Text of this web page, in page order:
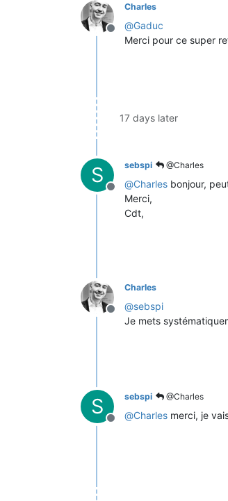
Offline
Charles
@Gaduc
Merci pour ce super
17 days later
S
Offline
sebspi @Charles
@Charles bonjour,
Merci,
Cdt,
Offline
Charles
@sebspi
Je mets
S
Offline
sebspi @Charles
@Charles merci, je